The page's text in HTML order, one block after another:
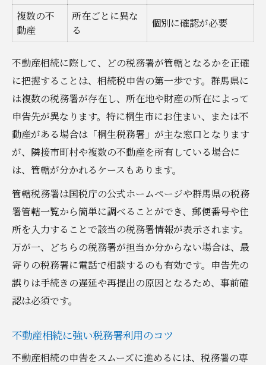
みどり市や近隣も含めた税務署選定方法
相続税申告場所の決め方と注意点
不動産相続時に必要な税務署情報まとめ
税務署相談や窓口利用を上手に活用するコツ
予約が必要な税務署窓口利用の注意点
桐生市で不動産相続相談ができる場所比較
税務署レビューから学ぶ相談体験談
窓口相談時に持参すべき資料一覧
みどり市の確定申告場所も併せてチェック
群馬県で不動産相続した場合の相談場所まとめ
群馬県内の不動産相続相談窓口一覧表
桐生市税務課や法務局の活用方法
不動産相続時に便利な相談先の選び方
期限内申告へ導く不動産相続の注意点と対策
不動産相続の期限管理に役立つチェック表
複数の不
動産
所在ごとに異な
る
個別に確認が必要
不動産相続に際して、どの税務署が管轄となるかを正確
に把握することは、相続税申告の第一歩です。群馬県に
は複数の税務署が存在し、所在地や財産の所在によって
申告先が異なります。特に桐生市にお住まい、または不
動産がある場合は「桐生税務署」が主な窓口となります
が、隣接市町村や複数の不動産を所有している場合に
は、管轄が分かれるケースもあります。
管轄税務署は国税庁の公式ホームページや群馬県の税務
署管轄一覧から簡単に調べることができ、郵便番号や住
所を入力することで該当の税務署情報が表示されます。
万が一、どちらの税務署が担当か分からない場合は、最
寄りの税務署に電話で相談するのも有効です。申告先の
誤りは手続きの遅延や再提出の原因となるため、事前確
認は必須です。
不動産相続に強い税務署利用のコツ
不動産相続の申告をスムーズに進めるには、税務署の専